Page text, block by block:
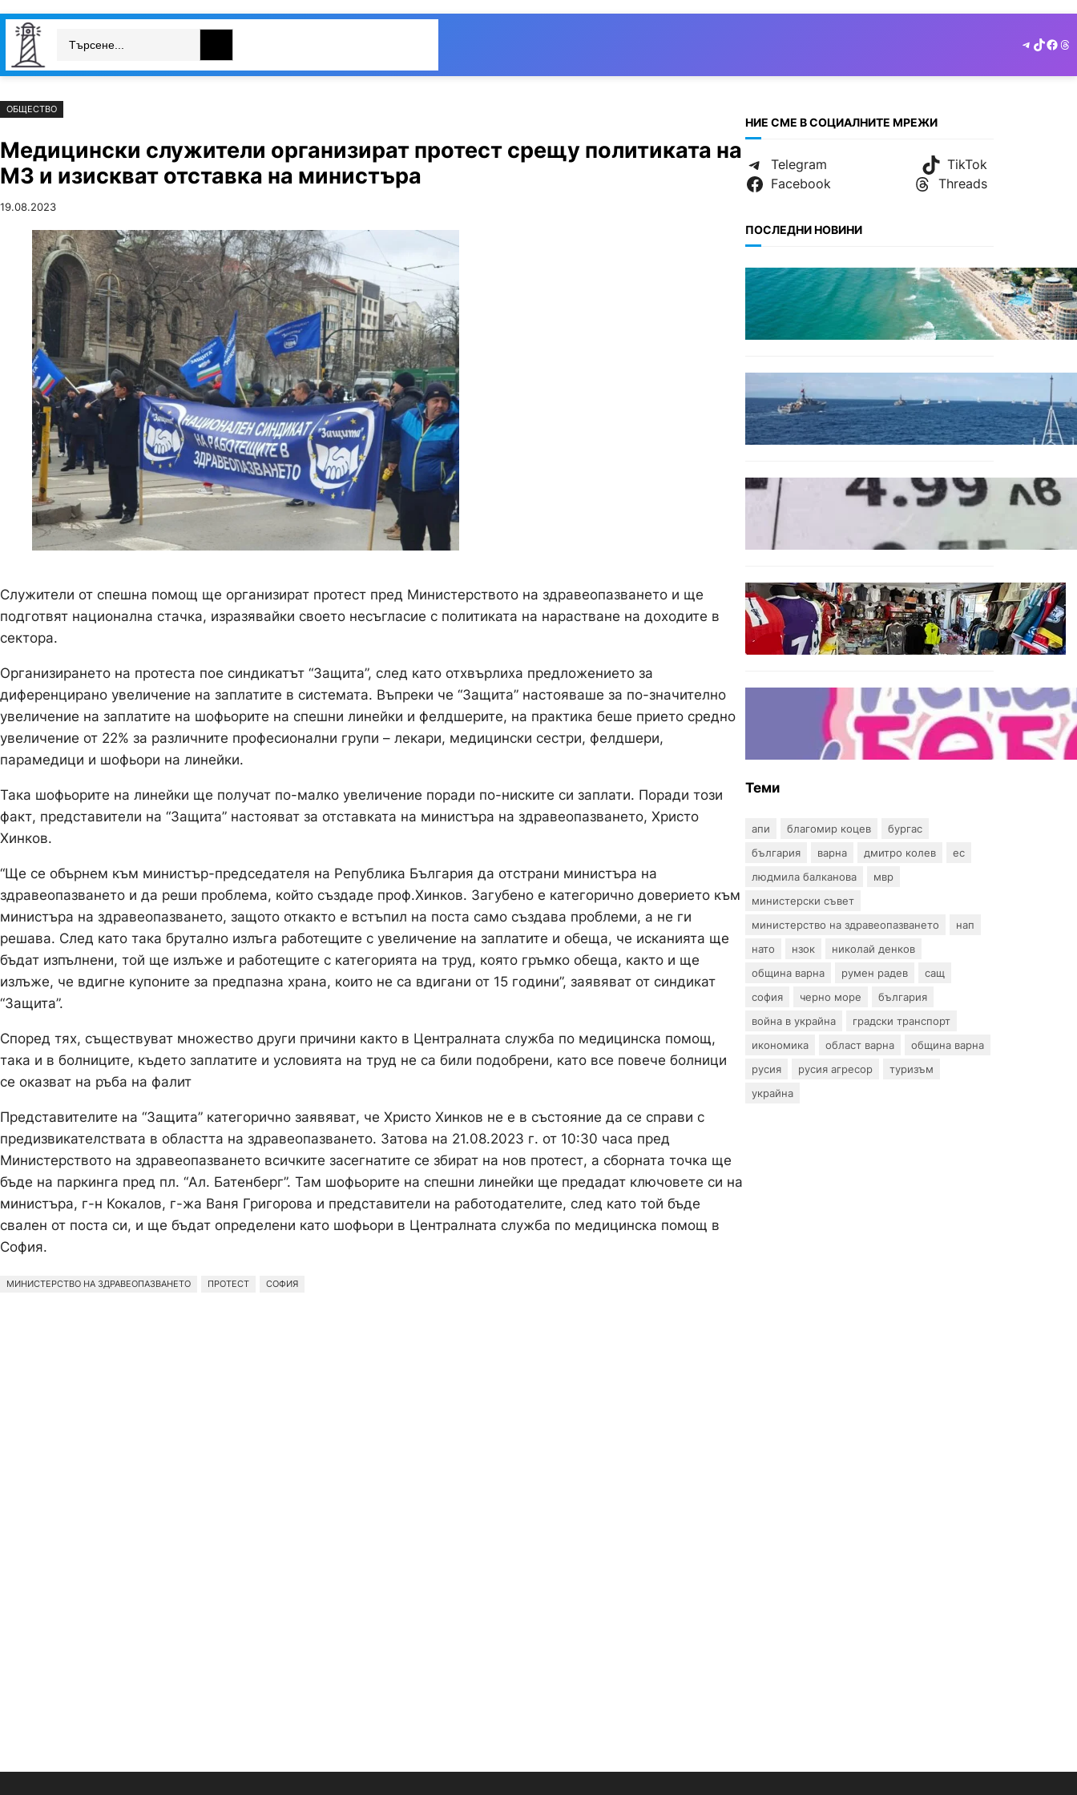
Към
съдържанието
Skip
cont
Telegram
TikTok
ОБЩЕСТВО
Медицински служители организират протест срещу политиката на
МЗ и изискват отставка на министъра
19.08.2023
Служители от спешна помощ ще организират протест пред Министерството на здравеопазването и ще
подготвят национална стачка, изразявайки своето несъгласие с политиката на нарастване на доходите в
сектора.
Организирането на протеста пое синдикатът “Защита”, след като отхвърлиха предложението за
диференцирано увеличение на заплатите в системата. Въпреки че “Защита” настояваше за по-значително
увеличение на заплатите на шофьорите на спешни линейки и фелдшерите, на практика беше прието средно
увеличение от 22% за различните професионални групи – лекари, медицински сестри, фелдшери,
парамедици и шофьори на линейки.
Така шофьорите на линейки ще получат по-малко увеличение поради по-ниските си заплати. Поради този
факт, представители на “Защита” настояват за отставката на министъра на здравеопазването, Христо
Хинков.
“Ще се обърнем към министър-председателя на Република България да отстрани министъра на
здравеопазването и да реши проблема, който създаде проф.Хинков. Загубено е категорично доверието към
министъра на здравеопазването, защото откакто е встъпил на поста само създава проблеми, а не ги
решава. След като така брутално излъга работещите с увеличение на заплатите и обеща, че исканията ще
бъдат изпълнени, той ще излъже и работещите с категорията на труд, която гръмко обеща, както и ще
излъже, че вдигне купоните за предпазна храна, които не са вдигани от 15 години”, заявяват от синдикат
“Защита”.
Според тях, съществуват множество други причини както в Централната служба по медицинска помощ,
така и в болниците, където заплатите и условията на труд не са били подобрени, като все повече болници
се оказват на ръба на фалит
Представителите на “Защита” категорично заявяват, че Христо Хинков не е в състояние да се справи с
предизвикателствата в областта на здравеопазването. Затова на 21.08.2023 г. от 10:30 часа пред
Министерството на здравеопазването всичките засегнатите се збират на нов протест, а сборната точка ще
бъде на паркинга пред пл. “Ал. Батенберг”. Там шофьорите на спешни линейки ще предадат ключовете си на
министъра, г-н Кокалов, г-жа Ваня Григорова и представители на работодателите, след като той бъде
свален от поста си, и ще бъдат определени като шофьори в Централната служба по медицинска помощ в
София.
МИНИСТЕРСТВО НА ЗДРАВЕОПАЗВАНЕТО ПРОТЕСТ СОФИЯ
НИЕ СМЕ В СОЦИАЛНИТЕ МРЕЖИ
Telegram
TikTok
Facebook
Threads
ПОСЛЕДНИ НОВИНИ
ИКОНОМИКА
Интерактивна карта
показва всички водни бази
по Черноморието
Нов минен ловец за
българския флот пристига
до края на годината
БЪЛГАРИЯ
Левът изчезва от
само в евро
БЪЛГАРИЯ
Иззеха фалшиви стоки за
близо 650 000 евро при
акция във Варна и „Златни
пясъци“
Инвитро подкрепата под
въпрос? „Искам бебе“ се
обяви срещу
прехвърлянето на Центъра
Теми
апи благомир коцев
бургас
българия
варна дмитро колев
ес
людмила балканова
мвр
министерски съвет
министерство на здравеопазването
нап
нато
нзок
николай денков
община варна
румен радев
сащ
софия
черно море
българия
война в украйна
градски транспорт
икономика
област варна
община варна
русия
русия агресор
туризъм
украйна